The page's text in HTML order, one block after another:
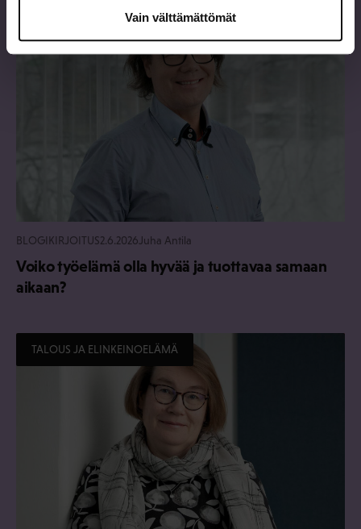
Vain välttämättömät
BLOGIKIRJOITUS2.6.2026 Juha Antila
Voiko työelämä olla hyvää ja tuottavaa samaan
aikaan?
TALOUS JA ELINKEINOELÄMÄ